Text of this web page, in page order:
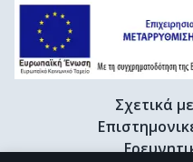
Σχετικά